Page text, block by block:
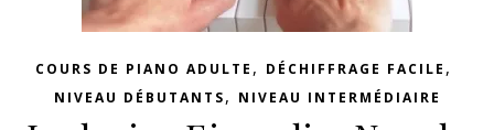
COURS DE PIANO ADULTE , DÉCHIFFRAGE FACILE ,
NIVEAU DÉBUTANTS, NIVEAU INTERMÉDIAIRE